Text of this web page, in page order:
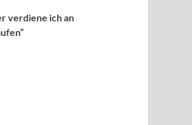
verdiene ich an